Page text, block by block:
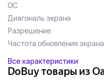
ОС
Диагональ экрана
Разрешение
Частота обновления экрана
Все характеристики